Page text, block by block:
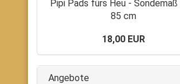
Pipi Pads fürs Heu - Sondemaß
85 cm
18,00 EUR
Angebote